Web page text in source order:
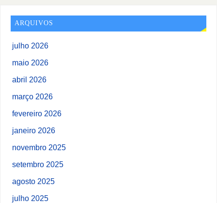
ARQUIVOS
julho 2026
maio 2026
abril 2026
março 2026
fevereiro 2026
janeiro 2026
novembro 2025
setembro 2025
agosto 2025
julho 2025